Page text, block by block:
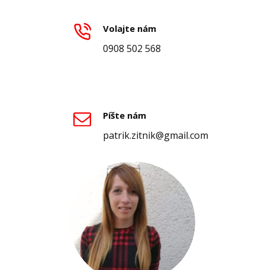
Volajte nám
0908 502 568
Píšte nám
patrik.zitnik@gmail.com